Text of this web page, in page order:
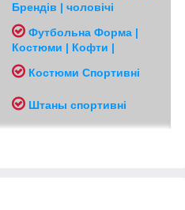
Брендів | чоловічі
Футбольна Форма |
Костюми | Кофти |
Костюми Спортивні
Штаны спортивні